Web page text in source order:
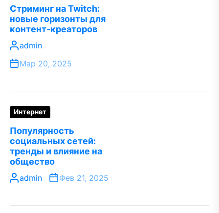
Стриминг на Twitch:
новые горизонты для
контент-креаторов
admin
Мар 20, 2025
Интернет
Популярность
социальных сетей:
тренды и влияние на
общество
admin Фев 21, 2025